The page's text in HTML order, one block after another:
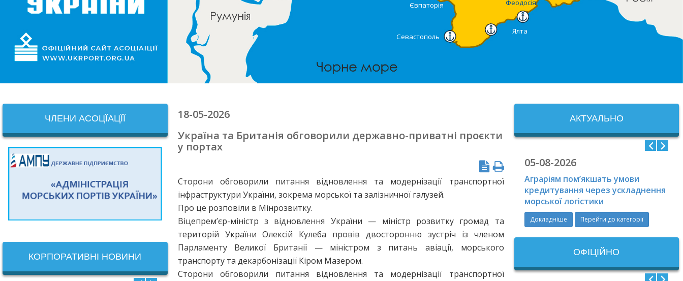
Євпаторія
Севастополь
Ялта
Феодосія
ЧЛЕНИ АСОЦЇАЦЇЇ
КОРПОРАТИВНІ НОВИНИ
18-05-2026
Україна та Британія обговорили державно-приватні проєкти
у портах
Сторони обговорили питання відновлення та модернізації транспортної
інфраструктури України, зокрема морської та залізничної галузей.
Про це розповіли в Мінрозвитку.
Віцепрем’єр-міністр з відновлення України — міністр розвитку громад та
територій України Олексій Кулеба провів двосторонню зустріч із членом
Парламенту Великої Британії — міністром з питань авіації, морського
транспорту та декарбонізації Кіром Мазером.
Сторони обговорили питання відновлення та модернізації транспортної
АКТУАЛЬНО
05-08-2026
Аграріям пом’якшать умови
кредитування через ускладнення
морської логістики
Докладніше Перейти до категорії
ОФIЦIЙНО